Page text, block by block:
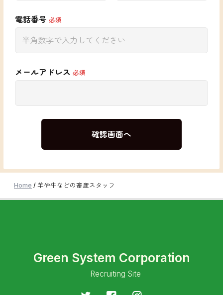
電話番号必須
メールアドレス必須
Home / 羊や牛などの畜産スタッフ
Green System Corporation
Recruiting Site